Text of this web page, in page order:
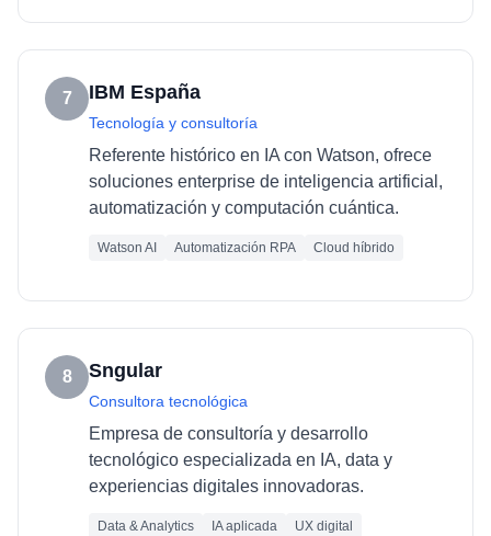
7 IBM España
Tecnología y consultoría
Referente histórico en IA con Watson, ofrece
soluciones enterprise de inteligencia artificial,
automatización y computación cuántica.
Watson AI Automatización RPA Cloud híbrido
8 Sngular
Consultora tecnológica
Empresa de consultoría y desarrollo
tecnológico especializada en IA, data y
experiencias digitales innovadoras.
Data & Analytics IA aplicada UX digital